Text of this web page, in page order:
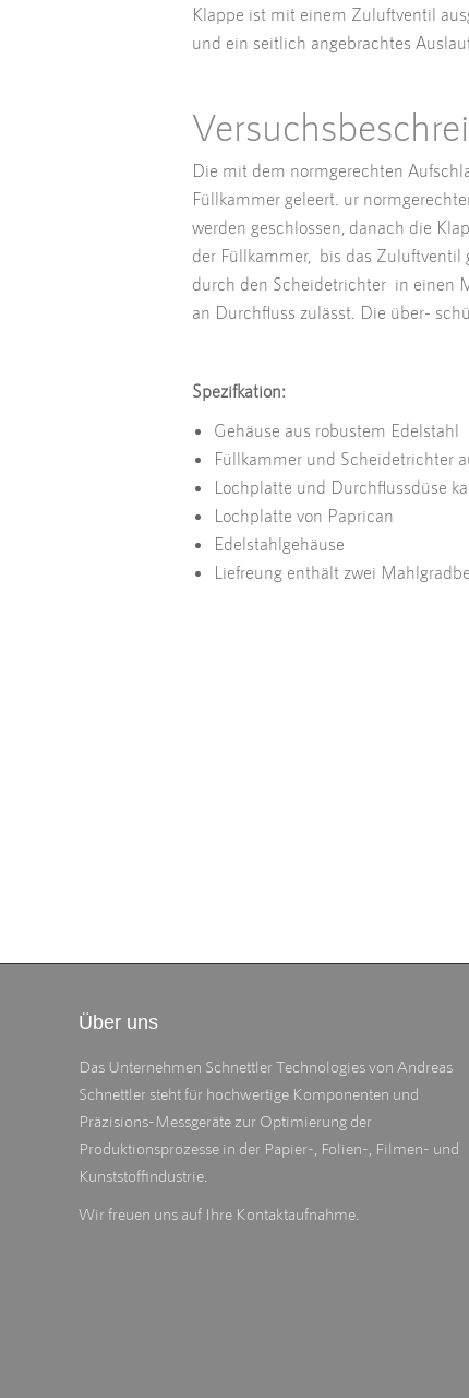
Klappe ist mit einem Zuluftventil
und ein seitlich angebrachtes
Die mit dem normgerechten
Füllkammer geleert. ur
werden geschlossen, danach die
der Füllkammer, bis das Zuluftventil
durch den Scheidetrichter in einen
an Durchfluss zulässt. Die über-
Spezifkation:
Gehäuse aus robustem Edelstahl
Füllkammer und Scheidetrichter
Lochplatte und Durchflussdüse
Lochplatte von Paprican
Edelstahlgehäuse
Liefreung enthält zwei
Über uns
Das Unternehmen Schnettler Technologies von Andreas
Schnettler steht für hochwertige Komponenten und
Präzisions-Messgeräte zur Optimierung der
Produktionsprozesse in der Papier-, Folien-, Filmen- und
Kunststoffindustrie.
Wir freuen uns auf Ihre Kontaktaufnahme.